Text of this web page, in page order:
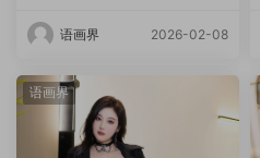
语画界 2026-02-08
语画界